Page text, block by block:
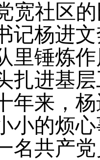
宽社区
记杨进
里锤炼
扎进基
年来，
小的烦
名共产